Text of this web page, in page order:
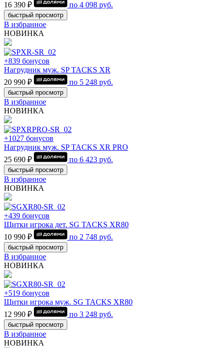
16 390 ₽
по 4 098 руб.
быстрый просмотр
В избранное
НОВИНКА
+839 бонусов
Нагрудник муж. SP TACKS XR
20 990 ₽
по 5 248 руб.
быстрый просмотр
В избранное
НОВИНКА
+1027 бонусов
Нагрудник муж. SP TACKS XR PRO
25 690 ₽
по 6 423 руб.
быстрый просмотр
В избранное
НОВИНКА
+439 бонусов
Щитки игрока дет. SG TACKS XR80
10 990 ₽
по 2 748 руб.
быстрый просмотр
В избранное
НОВИНКА
+519 бонусов
Щитки игрока муж. SG TACKS XR80
12 990 ₽
по 3 248 руб.
быстрый просмотр
В избранное
НОВИНКА